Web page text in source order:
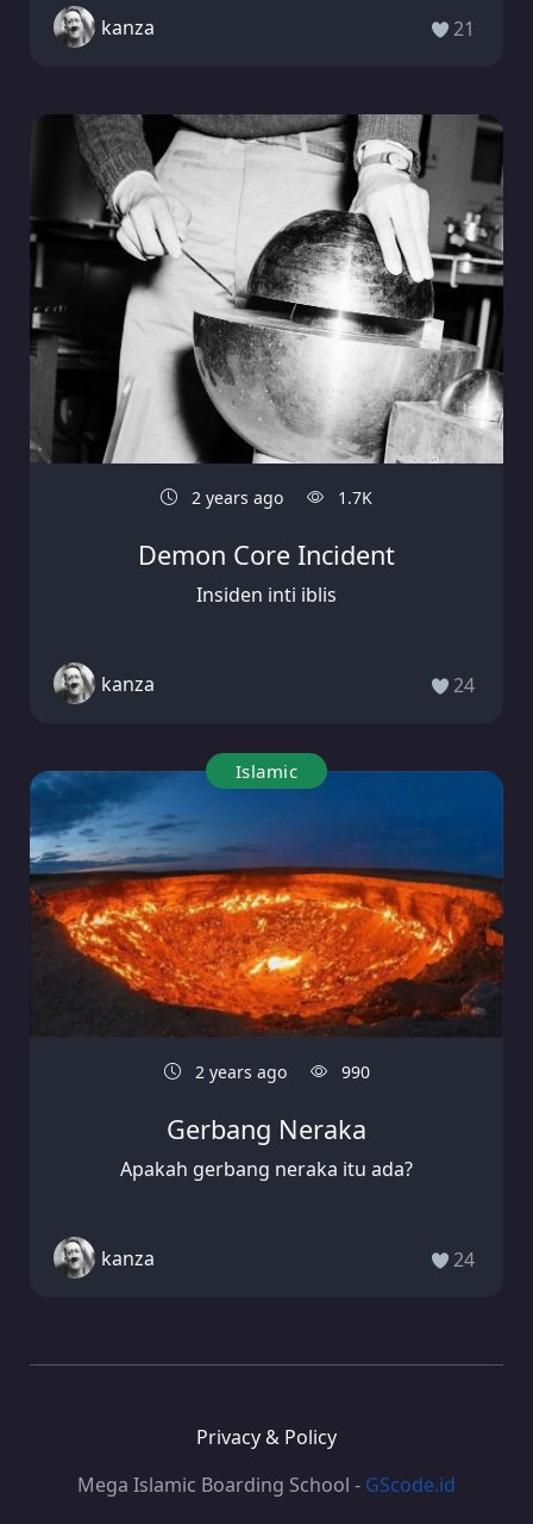
kanza 21
2 years ago 1.7K
Demon Core Incident
Insiden inti iblis
kanza 24
Islamic
2 years ago 990
Gerbang Neraka
Apakah gerbang neraka itu ada?
kanza 24
Privacy & Policy
Mega Islamic Boarding School - GScode.id